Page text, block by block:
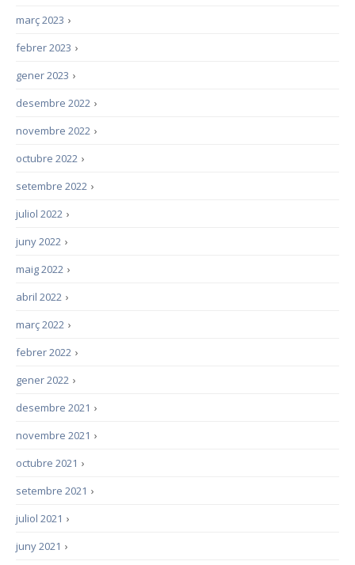
›
març 2023
›
febrer 2023
›
gener 2023
›
desembre 2022
›
novembre 2022
›
octubre 2022
›
setembre 2022
›
juliol 2022
›
juny 2022
›
maig 2022
›
abril 2022
›
març 2022
›
febrer 2022
›
gener 2022
›
desembre 2021
›
novembre 2021
›
octubre 2021
›
setembre 2021
›
juliol 2021
›
juny 2021